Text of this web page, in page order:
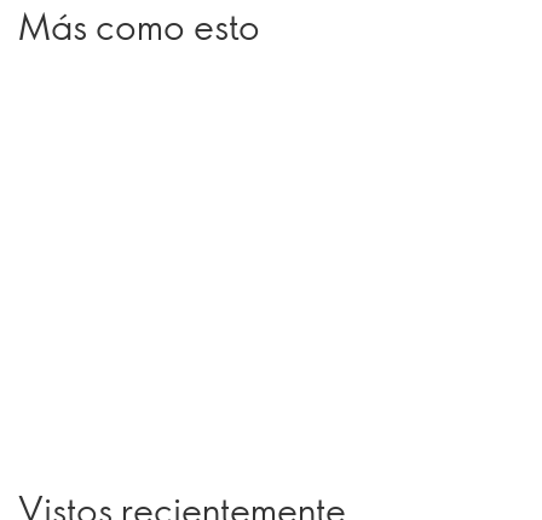
Más como esto
Vistos recientemente